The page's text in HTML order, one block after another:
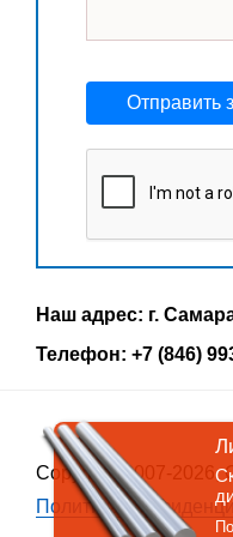
Отправить
Наш адрес: г.
Телефон: +7 (846)
Copyrigth 2007-2026,
Политика